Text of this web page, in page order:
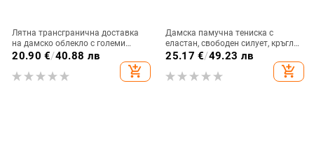
Лятна трансгранична доставка
на дамско облекло с големи
размери, 3D дигитален
градиентен печат, тениска с къс
ръкав, кръгло деколте и отворени
20.90 €/40.88 лв
add_shopping_cart
Дамска памучна тениска с
еластан, свободен силует, кръгло
деколте, къси ръкави, средна
25.17 €/49.23 лв
add_shopping_cart